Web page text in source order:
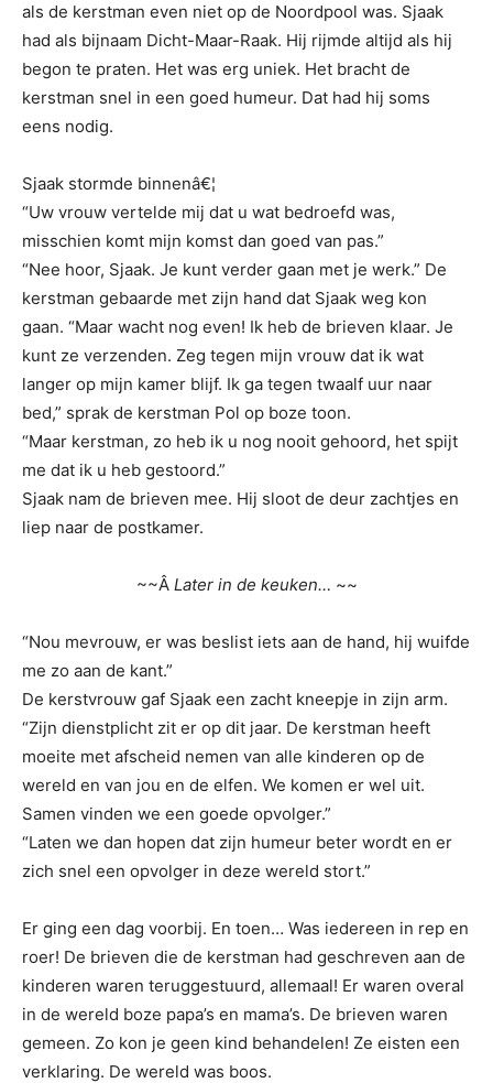
als de kerstman even niet op de Noordpool was. Sjaak
had als bijnaam Dicht-Maar-Raak. Hij rijmde altijd als hij
begon te praten. Het was erg uniek. Het bracht de
kerstman snel in een goed humeur. Dat had hij soms
eens nodig.
Sjaak stormde binnenâ€¦
“Uw vrouw vertelde mij dat u wat bedroefd was,
misschien komt mijn komst dan goed van pas.”
“Nee hoor, Sjaak. Je kunt verder gaan met je werk.” De
kerstman gebaarde met zijn hand dat Sjaak weg kon
gaan. “Maar wacht nog even! Ik heb de brieven klaar. Je
kunt ze verzenden. Zeg tegen mijn vrouw dat ik wat
langer op mijn kamer blijf. Ik ga tegen twaalf uur naar
bed,” sprak de kerstman Pol op boze toon.
“Maar kerstman, zo heb ik u nog nooit gehoord, het spijt
me dat ik u heb gestoord.”
Sjaak nam de brieven mee. Hij sloot de deur zachtjes en
liep naar de postkamer.
~~Â Later in de keuken… ~~
“Nou mevrouw, er was beslist iets aan de hand, hij wuifde
me zo aan de kant.”
De kerstvrouw gaf Sjaak een zacht kneepje in zijn arm.
“Zijn dienstplicht zit er op dit jaar. De kerstman heeft
moeite met afscheid nemen van alle kinderen op de
wereld en van jou en de elfen. We komen er wel uit.
Samen vinden we een goede opvolger.”
“Laten we dan hopen dat zijn humeur beter wordt en er
zich snel een opvolger in deze wereld stort.”
Er ging een dag voorbij. En toen… Was iedereen in rep en
roer! De brieven die de kerstman had geschreven aan de
kinderen waren teruggestuurd, allemaal! Er waren overal
in de wereld boze papa’s en mama’s. De brieven waren
gemeen. Zo kon je geen kind behandelen! Ze eisten een
verklaring. De wereld was boos.